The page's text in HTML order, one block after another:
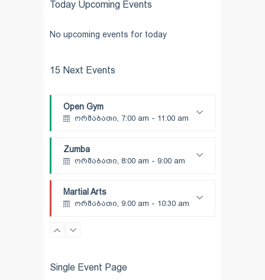
ორშაბათი, 3:00 pm - 4:30 pm
Room:6
Level:
Advanced
Cardio Fitness
Mark Moreau
Body Building
Weightlifting
Kevin Nomak
Today Upcoming Events
No upcoming events for today
15 Next Events
Open Gym
ორშაბათი, 7:00 am - 11:00 am
Mark Moreau
Zumba
ორშაბათი, 8:00 am - 9:00 am
Emma Brown
Martial Arts
ორშაბათი, 9:00 am - 10:30 am
Room:
Power Fitness
Instructor:M. Moreau
Room:
Single Event Page